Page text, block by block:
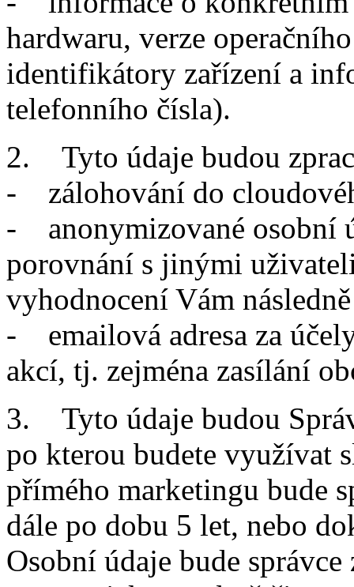
hardwaru, verze
identifikátory zařízení a
telefonního čísla).
2. Tyto údaje budou
- zálohování do
- anonymizované osobní
porovnání s jinými
vyhodnocení Vám
- emailová adresa za
akcí, tj. zejména zasílání
3. Tyto údaje budou
po kterou budete využívat
přímého marketingu bude
dále po dobu 5 let, nebo
Osobní údaje bude